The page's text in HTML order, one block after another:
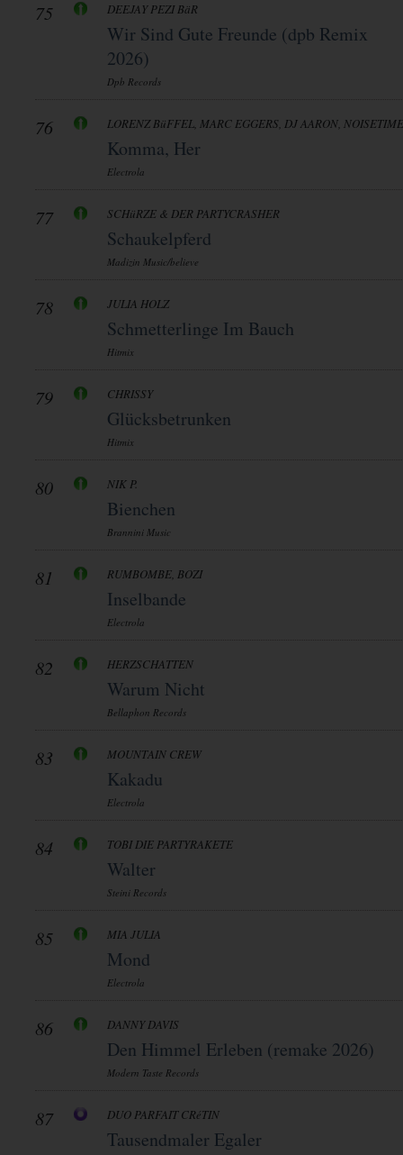
75 DEEJAY PEZI BäR
Wir Sind Gute Freunde (dpb Remix
2026)
Dpb Records
76 LORENZ BüFFEL, MARC EGGERS, DJ AARON, NOISETIME
Komma, Her
Electrola
77 SCHüRZE & DER PARTYCRASHER
Schaukelpferd
Madizin Music/believe
78 JULIA HOLZ
Schmetterlinge Im Bauch
Hitmix
79 CHRISSY
Glücksbetrunken
Hitmix
80 NIK P.
Bienchen
Brannini Music
81 RUMBOMBE, BOZI
Inselbande
Electrola
82 HERZSCHATTEN
Warum Nicht
Bellaphon Records
83 MOUNTAIN CREW
Kakadu
Electrola
84 TOBI DIE PARTYRAKETE
Walter
Steini Records
85 MIA JULIA
Mond
Electrola
86 DANNY DAVIS
Den Himmel Erleben (remake 2026)
Modern Taste Records
87 DUO PARFAIT CRéTIN
Tausendmaler Egaler